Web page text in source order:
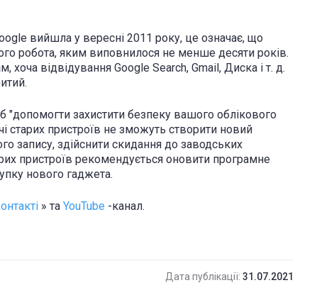
вийшла у вересні 2011 року, це означає, що
робота, яким виповнилося не менше десяти років.
хоча відвідування Google Search, Gmail, Диска і т. д.
захистити безпеку вашого облікового
старих пристроїв не зможуть створити новий
запису, здійснити скидання до заводських
пристроїв рекомендується оновити програмне
нового гаджета.
» та YouTube -канал.
Дата публікації: 31.07.2021